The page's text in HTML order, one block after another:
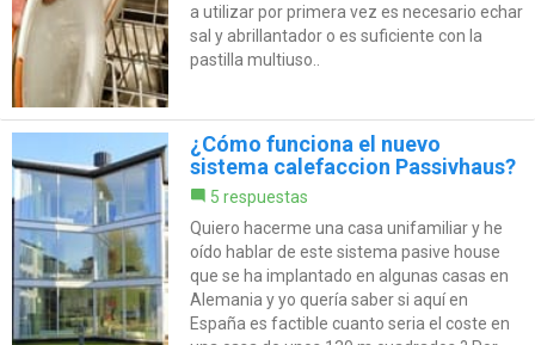
a utilizar por primera vez es necesario echar
sal y abrillantador o es suficiente con la
pastilla multiuso..
¿Cómo funciona el nuevo
sistema calefaccion Passivhaus?
5 respuestas
Quiero hacerme una casa unifamiliar y he
oído hablar de este sistema pasive house
que se ha implantado en algunas casas en
Alemania y yo quería saber si aquí en
España es factible cuanto seria el coste en